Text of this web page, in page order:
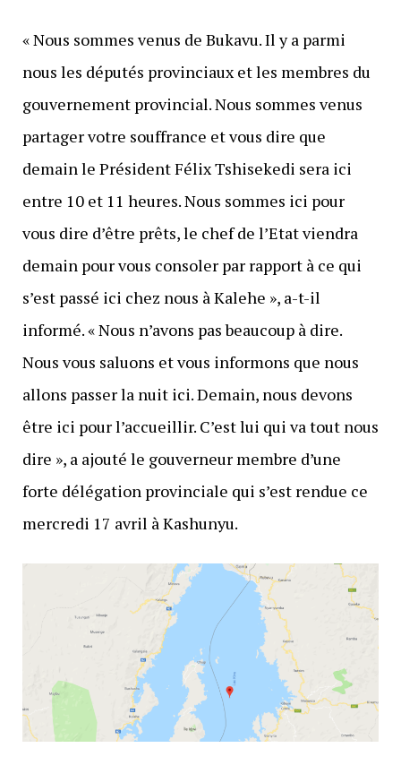
« Nous sommes venus de Bukavu. Il y a parmi
nous les députés provinciaux et les membres du
gouvernement provincial. Nous sommes venus
partager votre souffrance et vous dire que
demain le Président Félix Tshisekedi sera ici
entre 10 et 11 heures. Nous sommes ici pour
vous dire d’être prêts, le chef de l’Etat viendra
demain pour vous consoler par rapport à ce qui
s’est passé ici chez nous à Kalehe », a-t-il
informé. « Nous n’avons pas beaucoup à dire.
Nous vous saluons et vous informons que nous
allons passer la nuit ici. Demain, nous devons
être ici pour l’accueillir. C’est lui qui va tout nous
dire », a ajouté le gouverneur membre d’une
forte délégation provinciale qui s’est rendue ce
mercredi 17 avril à Kashunyu.